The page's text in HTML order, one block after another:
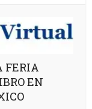
FERIA
EN